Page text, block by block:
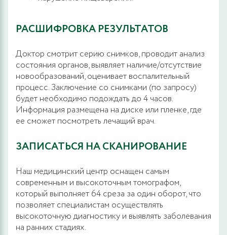
РАСШИФРОВКА РЕЗУЛЬТАТОВ
Доктор смотрит серию снимков, проводит анализ
состояния органов, выявляет наличие/отсутствие
новообразований, оценивает воспалительный
процесс. Заключение со снимками (по запросу)
будет необходимо подождать до 4 часов.
Информация размещена на диске или пленке, где
ее сможет посмотреть лечащий врач.
ЗАПИСАТЬСЯ НА СКАНИРОВАНИЕ
Наш медицинский центр оснащен самым
современным и высокоточным томографом,
который выполняет 64 среза за один оборот, что
позволяет специалистам осуществлять
высокоточную диагностику и выявлять заболевания
на ранних стадиях.